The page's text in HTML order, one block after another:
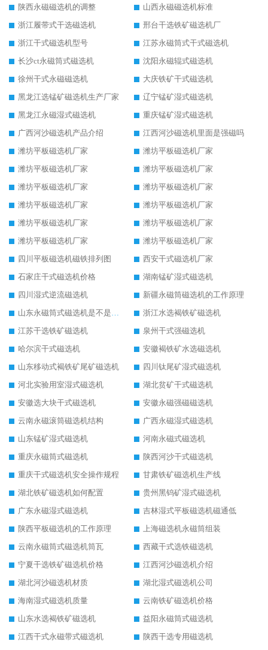
陕西永磁磁选机的调整
山西永磁磁选机标准
浙江履带式干选磁选机
邢台干选铁矿磁选机厂
浙江干式磁选机型号
江苏永磁筒式干式磁选机
长沙ct永磁筒式磁选机
沈阳永磁辊式磁选机
徐州干式永磁磁选机
大庆铁矿干式磁选机
黑龙江选锰矿磁选机生产厂家
辽宁锰矿湿式磁选机
黑龙江永磁湿式磁选机
重庆锰矿湿式磁选机
广西河沙磁选机产品介绍
江西河沙磁选机里面是强磁吗
潍坊平板磁选机厂家
潍坊平板磁选机厂家
潍坊平板磁选机厂家
潍坊平板磁选机厂家
潍坊平板磁选机厂家
潍坊平板磁选机厂家
潍坊平板磁选机厂家
潍坊平板磁选机厂家
潍坊平板磁选机厂家
潍坊平板磁选机厂家
潍坊平板磁选机厂家
潍坊平板磁选机厂家
四川平板磁选机磁铁排列图
西安干式磁选机厂家
石家庄干式磁选机价格
湖南锰矿湿式磁选机
四川湿式逆流磁选机
新疆永磁筒磁选机的工作原理
山东永磁筒式磁选机是不是强磁
浙江水选褐铁矿磁选机
江苏干选铁矿磁选机
泉州干式强磁选机
哈尔滨干式磁选机
安徽褐铁矿水选磁选机
山东移动式褐铁矿尾矿磁选机
四川钛尾矿湿式磁选机
河北实验用室湿式磁选机
湖北贫矿干式磁选机
安徽选大块干式磁选机
安徽永磁强磁磁选机
云南永磁滚筒磁选机结构
广西永磁湿式磁选机
山东锰矿湿式磁选机
河南永磁式磁选机
重庆永磁筒式磁选机
陕西河沙干式磁选机
重庆干式磁选机安全操作规程
甘肃铁矿磁选机生产线
湖北铁矿磁选机如何配置
贵州黑钨矿湿式磁选机
广东永磁湿式磁选机
吉林湿式平板磁选机磁通低
陕西平板磁选机的工作原理
上海磁选机永磁筒组装
云南永磁筒式磁选机筒瓦
西藏干式选铁磁选机
宁夏干选铁矿磁选机价格
江西河沙磁选机介绍
湖北河沙磁选机材质
湖北湿式磁选机公司
海南湿式磁选机质量
云南铁矿磁选机价格
山东水选褐铁矿磁选机
益阳永磁筒式磁选机
江西干式永磁带式磁选机
陕西干选专用磁选机